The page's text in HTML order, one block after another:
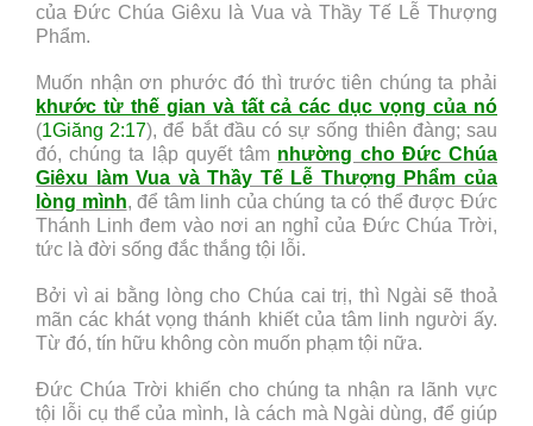
của Đức Chúa Giêxu là Vua và Thầy Tế Lễ Thượng
Phẩm.
Muốn nhận ơn phước đó thì trước tiên chúng ta phải
khước từ thế gian và tất cả các dục vọng của nó
(1Giăng 2:17), để bắt đầu có sự sống thiên đàng; sau
đó, chúng ta lập quyết tâm nhường cho Đức Chúa
Giêxu làm Vua và Thầy Tế Lễ Thượng Phẩm của
lòng mình, để tâm linh của chúng ta có thể được Đức
Thánh Linh đem vào nơi an nghỉ của Đức Chúa Trời,
tức là đời sống đắc thắng tội lỗi.
Bởi vì ai bằng lòng cho Chúa cai trị, thì Ngài sẽ thoả
mãn các khát vọng thánh khiết của tâm linh người ấy.
Từ đó, tín hữu không còn muốn phạm tội nữa.
Đức Chúa Trời khiến cho chúng ta nhận ra lãnh vực
tội lỗi cụ thể của mình, là cách mà Ngài dùng, để giúp